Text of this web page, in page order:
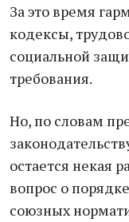
За это время
кодексы,
социальной
требования.
Но, по словам
остается некая
вопрос о
союзных